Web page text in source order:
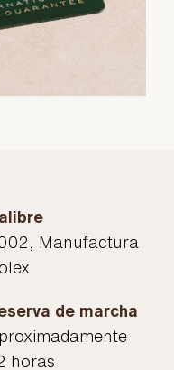
Manufactura
de marcha
horas